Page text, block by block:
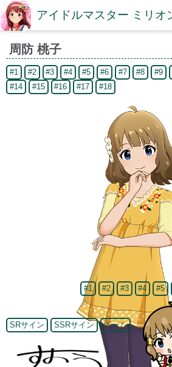
周防 桃子
#1 #2 #3 #4 #5 #6 #7 #8 #9
#14
#15 #16 #17 #18
#1 #2 #3 #4 #5
SRサイン SSRサイン ネーム